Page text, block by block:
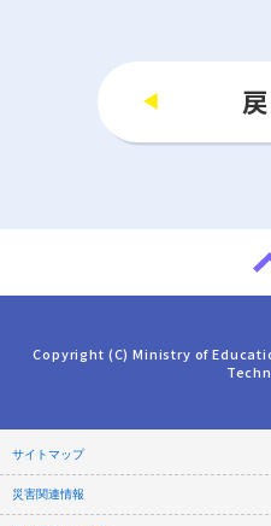
Copyright (C) Ministry of
サイトマップ
災害関連情報